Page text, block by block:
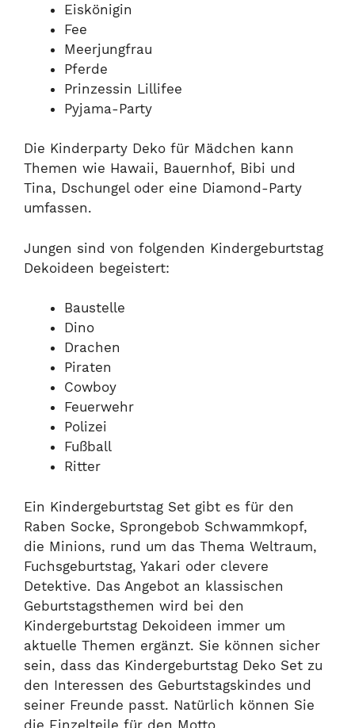
Eiskönigin
Fee
Meerjungfrau
Pferde
Prinzessin Lillifee
Pyjama-Party
Die Kinderparty Deko für Mädchen kann
Themen wie Hawaii, Bauernhof, Bibi und
Tina, Dschungel oder eine Diamond-Party
umfassen.
Jungen sind von folgenden Kindergeburtstag
Dekoideen begeistert:
Baustelle
Dino
Drachen
Piraten
Cowboy
Feuerwehr
Polizei
Fußball
Ritter
Ein Kindergeburtstag Set gibt es für den
Raben Socke, Sprongebob Schwammkopf,
die Minions, rund um das Thema Weltraum,
Fuchsgeburtstag, Yakari oder clevere
Detektive. Das Angebot an klassischen
Geburtstagsthemen wird bei den
Kindergeburtstag Dekoideen immer um
aktuelle Themen ergänzt. Sie können sicher
sein, dass das Kindergeburtstag Deko Set zu
den Interessen des Geburtstagskindes und
seiner Freunde passt. Natürlich können Sie
die Einzelteile für den Motto